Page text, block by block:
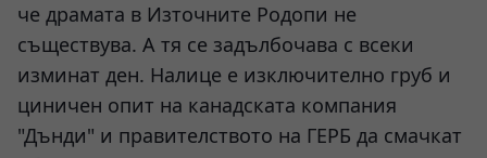
че драмата в Източните Родопи не
съществува. А тя се задълбочава с всеки
изминат ден. Налице е изключително груб и
циничен опит на канадската компания
"Дънди" и правителството на ГЕРБ да смачкат